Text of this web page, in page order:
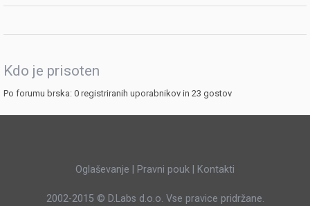
Kdo je prisoten
Po forumu brska: 0 registriranih uporabnikov in 23 gostov
Oglaševanje Pravni pouk Kontakti
2002-2015 © D.Labs d.o.o. Vse pravice pridržane.